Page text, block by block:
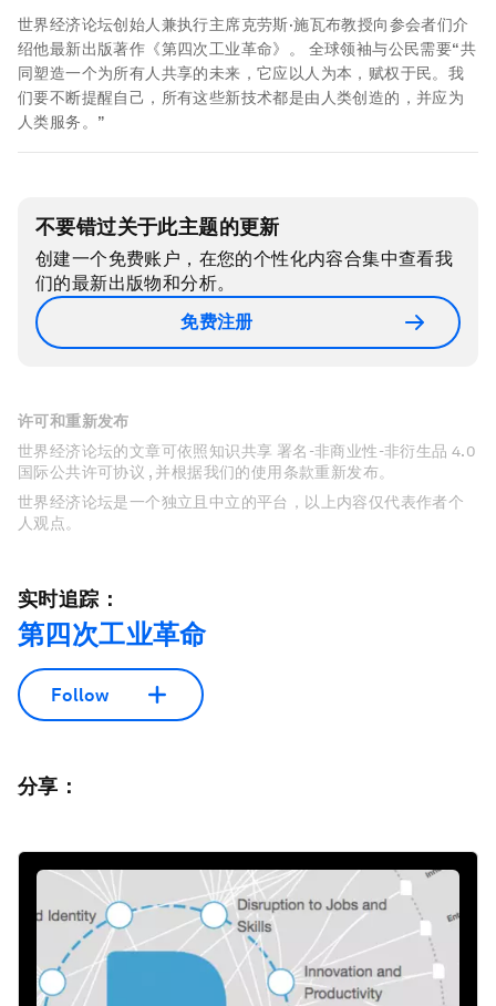
世界经济论坛创始人兼执行主席克劳斯·施瓦布教授向参会者们介
绍他最新出版著作《第四次工业革命》。 全球领袖与公民需要“共
同塑造一个为所有人共享的未来，它应以人为本，赋权于民。我
们要不断提醒自己，所有这些新技术都是由人类创造的，并应为
人类服务。”
不要错过关于此主题的更新
创建一个免费账户，在您的个性化内容合集中查看我
们的最新出版物和分析。
免费注册
许可和重新发布
世界经济论坛的文章可依照知识共享 署名-非商业性-非衍生品 4.0
国际公共许可协议 , 并根据我们的使用条款重新发布。
世界经济论坛是一个独立且中立的平台，以上内容仅代表作者个
人观点。
实时追踪：
第四次工业革命
Follow
分享：